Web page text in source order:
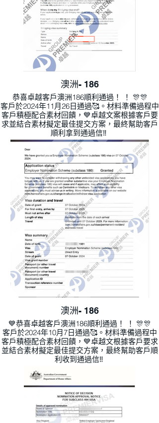
澳洲- 186
恭喜卓越客戶澳洲186順利通過！ ！ 🎊🎊
客戶於2024年11月26日通過🥰。材料準備過程中
客戶積極配合素材回饋，💙卓越文案根據客戶要
求並結合素材擬定最佳提交方案，最終幫助客戶
順利拿到通過信‼ ️
澳洲- 186
💙恭喜卓越客戶澳洲186順利通過！ ！ 🎊🎊
客戶於2024年10月7日通過🥰。材料準備過程中
客戶積極配合素材回饋，💙卓越文根據客戶要求
並結合素材擬定最佳提交方案，最終幫助客戶順
利收到通過信‼ ️